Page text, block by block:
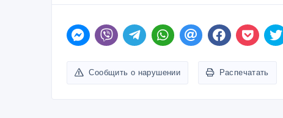
Сообщить о нарушении Распечатать